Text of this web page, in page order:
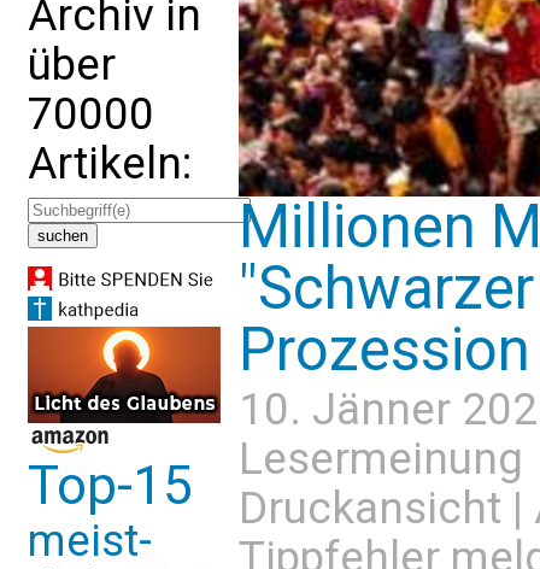
Archiv in
über
70000
Artikeln:
Top-15
meist-
Millionen
10. Jänner
Lesermeinung
Druckansicht |
Tippfehler